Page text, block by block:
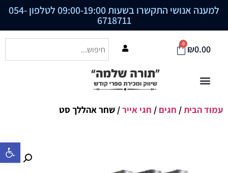
פתח סרגל
למענה אנושי התקשרו בשעות 09:00-19:00 לטלפון 054-
6718711
₪0.00
0
עמוד הבית/ חגים / חגי אייר/ שחר אהללך סט